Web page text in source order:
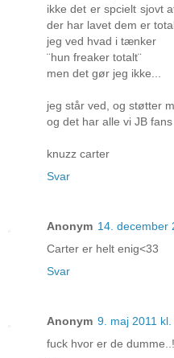
ikke det er spcielt sjovt
der har lavet dem er
jeg ved hvad i tænker
¨hun freaker totalt¨
men det gør jeg ikke...
jeg står ved, og støtter
og det har alle vi JB
knuzz carter
Svar
Anonym 14. december
Carter er helt enig<33
Svar
Anonym 9. maj 2011
fuck hvor er de dumme..!